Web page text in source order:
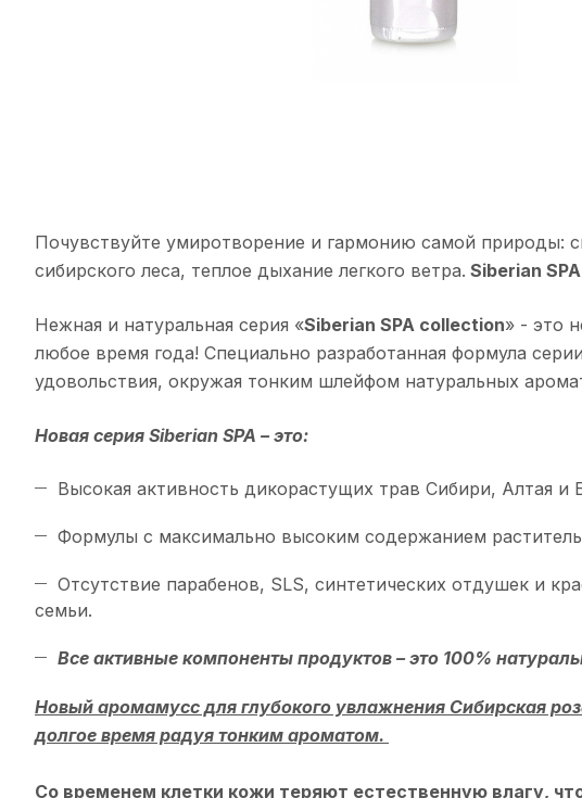
Почувствуйте умиротворение и гармонию самой природы:
сибирского леса, теплое дыхание легкого ветра. Siberian
Нежная и натуральная серия «Siberian SPA collection» - это
любое время года! Специально разработанная формула
удовольствия, окружая тонким шлейфом натуральных
Новая серия Siberian SPA – это:
Высокая активность дикорастущих трав Сибири, Алтая и
Формулы с максимально высоким содержанием
Отсутствие парабенов, SLS, синтетических отдушек и
семьи.
Все активные компоненты продуктов – это 100%
Новый аромамусс для глубокого увлажнения Сибирская
долгое время радуя тонким ароматом.
Со временем клетки кожи теряют естественную влагу,